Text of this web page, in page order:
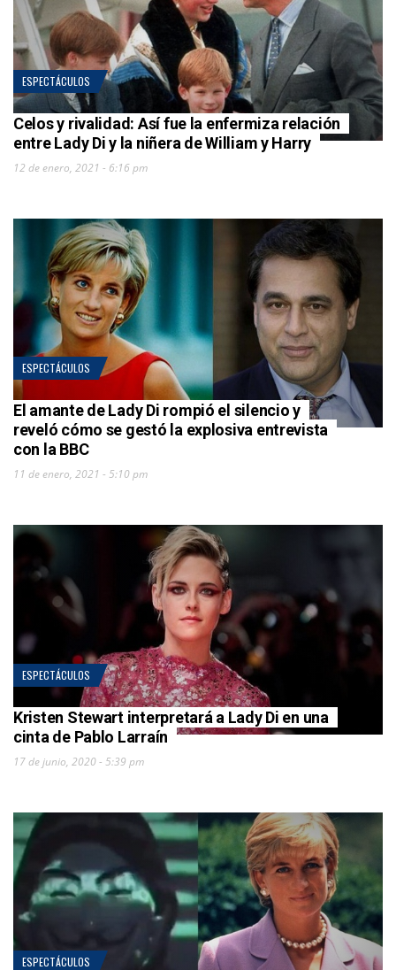
ESPECTÁCULOS
Celos y rivalidad: Así fue la enfermiza relación
entre Lady Di y la niñera de William y Harry
12 de enero, 2021 - 6:16 pm
ESPECTÁCULOS
El amante de Lady Di rompió el silencio y
reveló cómo se gestó la explosiva entrevista
con la BBC
11 de enero, 2021 - 5:10 pm
ESPECTÁCULOS
Kristen Stewart interpretará a Lady Di en una
cinta de Pablo Larraín
17 de junio, 2020 - 5:39 pm
ESPECTÁCULOS